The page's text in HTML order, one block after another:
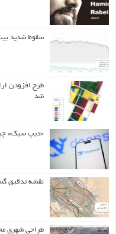
سقوط شدید بیت کوین ؛ افت ۱۵
طرح افزودن
شد
«دیپ سیک»
نقشه تدقیق